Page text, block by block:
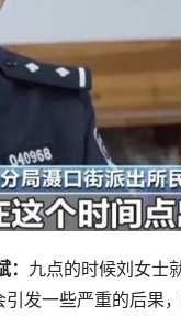
九点的时候刘女士
发一些严重的后果